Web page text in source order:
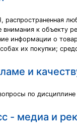
внимания к
информации о
их покупки;
и
по дисциплине
- медиа и